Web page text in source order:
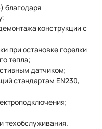
благодаря
конструкции с
при остановке горелки
тепла;
датчиком;
стандартам EN230,
техобслуживания.